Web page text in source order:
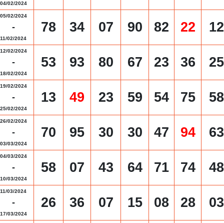
04/02/2024
05/02/2024
-
11/02/2024
78 34 07 90 82 22 12
12/02/2024
-
18/02/2024
53 93 80 67 23 36 25
19/02/2024
-
25/02/2024
13 49 23 59 54 75 58
26/02/2024
-
03/03/2024
70 95 30 30 47 94 63
04/03/2024
-
10/03/2024
58 07 43 64 71 74 48
11/03/2024
-
17/03/2024
26 36 07 15 08 28 03